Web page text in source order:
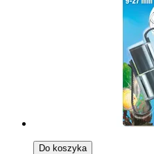
Do koszyka